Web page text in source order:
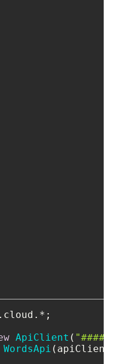
ApiClient ( "####-
WordsApi